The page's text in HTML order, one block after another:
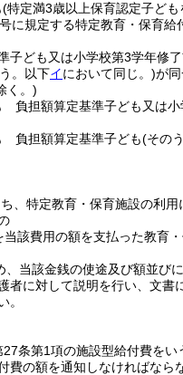
(特定満3歳以上保育認定子ども
に規定する特定教育・保育給
子ども又は小学校第3学年修
。以下イにおいて同じ。)が
く。)
負担額算定基準子ども又は
負担額算定基準子ども(その
、特定教育・保育施設の利
該費用の額を支払った教育
当該金銭の使途及び額並び
に対して説明を行い、文書
。
27条第1項の施設型給付費をい
の額を通知しなければなら